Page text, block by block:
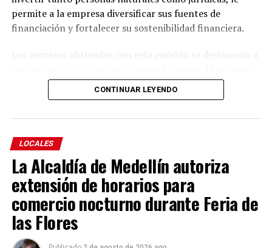
permite a la empresa diversificar sus fuentes de
financiación y fortalecer su sostenibilidad financiera.
es la adquisición, con ensamblaje local, de 13 trenes
eléctricos nuevos, equivalentes a 39 vagones, que
modernización de los computadores de control de todos
los trenes, lo que fortalecerá la mantenibilidad, la
seguridad y la eficiencia del servicio. El tercero
corresponde al reperfilamiento de la deuda de los trenes
adquiridos en 2015, con el fin de optimizar la gestión
financiera de la empresa.
Tomás Andrés Elejalde Escobar, gerente general del
CONTINUAR LEYENDO
LOCALES
La Alcaldía de Medellín autoriza
extensión de horarios para
comercio nocturno durante Feria de
las Flores